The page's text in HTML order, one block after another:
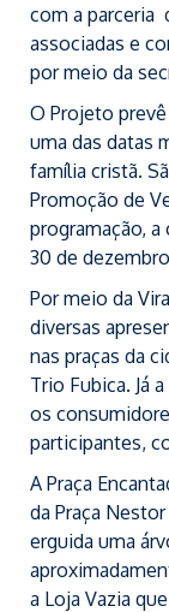
com a parceria
associadas e
por meio da
O Projeto
uma das datas
família cristã.
Promoção de
programação, a
30 de
Por meio da
diversas
nas praças da
Trio Fubica. Já
os
participantes,
A Praça
da Praça
erguida uma
a Loja Vazia